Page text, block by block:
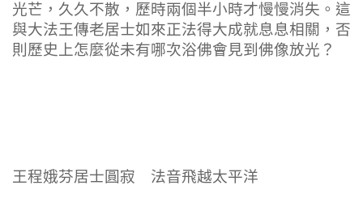
光芒，久久不散，歷時兩個半小時才慢慢消失。這
與大法王傳老居士如來正法得大成就息息相關，否
則歷史上怎麼從未有哪次浴佛會見到佛像放光？
王程娥芬居士圓寂 法音飛越太平洋